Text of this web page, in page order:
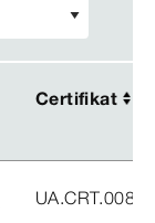
Certifikat
Certifikat